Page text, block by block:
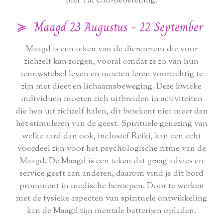
≽ Maagd 23 Augustus - 22 September
Maagd is een teken van de dierenriem die voor
zichzelf kan zorgen, vooral omdat ze zo van hun
zenuwstelsel leven en moeten leren voorzichtig te
zijn met dieet en lichaamsbeweging. Deze kwieke
individuen moeten zich uitbreiden in activiteiten
die hen uit zichzelf halen, dit betekent niet meer dan
het stimuleren van de geest. Spirituele genezing van
welke aard dan ook, inclusief Reiki, kan een echt
voordeel zijn voor het psychologische ritme van de
Maagd. De Maagd is een teken dat graag advies en
service geeft aan anderen, daarom vind je dit bord
prominent in medische beroepen. Door te werken
met de fysieke aspecten van spirituele ontwikkeling
kan de Maagd zijn mentale batterijen opladen.